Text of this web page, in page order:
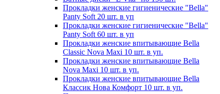
Прокладки женские гигиенические "Bella"
Panty Soft 20 шт. в уп
Прокладки женские гигиенические "Bella"
Panty Soft 60 шт. в уп
Прокладки женские впитывающие Bella
Classic Nova Maxi 10 шт. в уп.
Прокладки женские впитывающие Bella
Nova Maxi 10 шт. в уп.
Прокладки женские впитывающие Bella
Классик Нова Комфорт 10 шт. в уп.